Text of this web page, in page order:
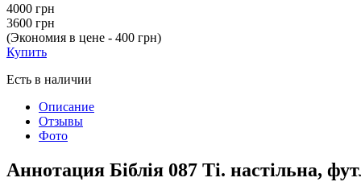
4000 грн
3600 грн
(Экономия в цене - 400 грн)
Купить
Есть в наличии
Описание
Отзывы
Фото
Аннотация Біблія 087 Ti. настільна,